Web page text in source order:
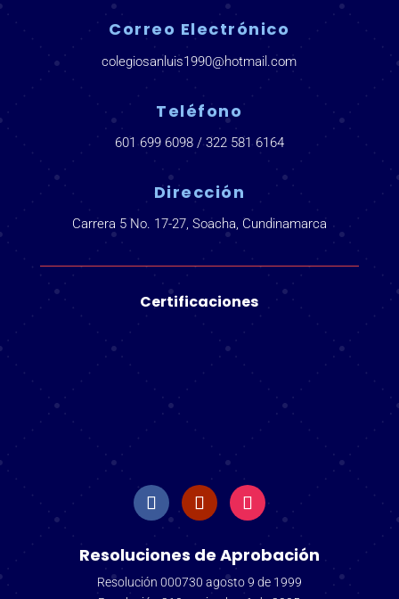
Correo Electrónico
colegiosanluis1990@hotmail.com
Teléfono
601 699 6098 / 322 581 6164
Dirección
Carrera 5 No. 17-27, Soacha, Cundinamarca
Certificaciones
Resoluciones de Aprobación
Resolución 000730 agosto 9 de 1999